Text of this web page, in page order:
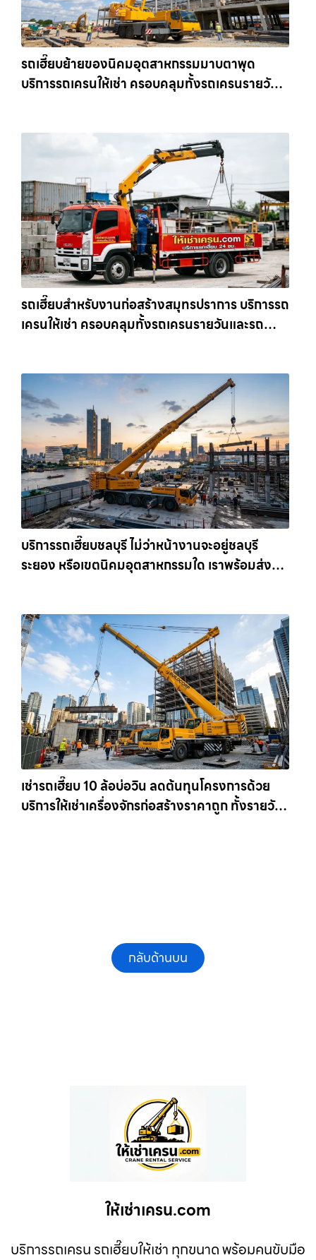
รถเฮี๊ยบย้ายของนิคมอุตสาหกรรมมาบตาพุด
บริการรถเครนให้เช่า ครอบคลุมทั้งรถเครนรายวัน
รถเฮี๊ยบสำหรับงานก่อสร้างสมุทรปราการ บริการรถ
เครนให้เช่า ครอบคลุมทั้งรถเครนรายวันและรถ
บริการรถเฮี๊ยบชลบุรี ไม่ว่าหน้างานจะอยู่ชลบุรี
ระยอง หรือเขตนิคมอุตสาหกรรมใด เราพร้อมส่งรถ
เช่ารถเฮี๊ยบ 10 ล้อบ่อวิน ลดต้นทุนโครงการด้วย
บริการให้เช่าเครื่องจักรก่อสร้างราคาถูก ทั้งรายวัน
กลับด้านบน
ให้เช่าเครน.com
บริการรถเครน รถเฮี๊ยบให้เช่า ทุกขนาด พร้อมคนขับมือ